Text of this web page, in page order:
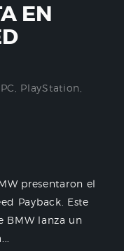
EN
PC PlayStation
presentaron el
Payback. Este
BMW lanza un